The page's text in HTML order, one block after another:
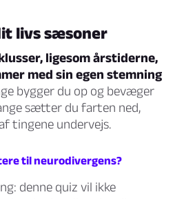
livs sæsoner
ligesom årstiderne,
med sin egen stemning
bygger du op og bevæger
sætter du farten ned,
tingene undervejs.
til neurodivergens?
denne quiz vil ikke